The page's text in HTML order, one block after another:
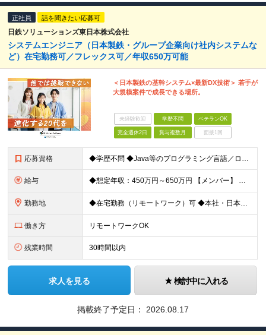
正社員 話を聞きたい応募可
日鉄ソリューションズ東日本株式会社
システムエンジニア（日本製鉄・グループ企業向け社内システムな
ど）在宅勤務可／フレックス可／年収650万可能
＜日本製鉄の基幹システム×最新DX技術＞ 若手が
大規模案件で成長できる場所。
未経験歓迎 学歴不問 ベテランOK
完全週休2日 賞与複数月 面接1回
応募資格 ◆学歴不問 ◆Java等のプログラミング言語／ローコード開発プラットフォームを用いたシステム開発（設計・プログラミングなど）のご経験をお持ちの方 ※ゆくゆくはPL・PMへとステップアップしていただけ
給与 ◆想定年収：450万円～650万円 【メンバー】 ◆月給25万1,110円～35万3,000円＋賞与年2回＋各種手当 ┗想定年収450万円～650万円 ※残業代は全額支給します ※経験・スキルを考慮
勤務地 ◆在宅勤務（リモートワーク）可 ◆本社・日本製鉄本社及びグループ会社内の23区内各拠点などでの勤務になります 【本社】 東京都中央区新川2-27-1 東京住友ツインビル東館23階 ※変更の範囲：会
働き方 リモートワークOK
残業時間 30時間以内
求人を見る 検討中に入れる
掲載終了予定日： 2026.08.17